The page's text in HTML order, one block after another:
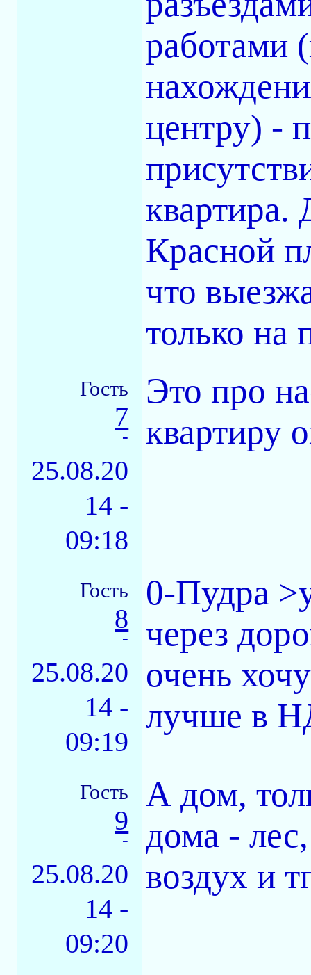
работами
центру) -
квартира.
Красной
что
только на
Гость
7
-
25.08.20
14 -
09:18
Это про
квартиру
Гость
8
-
25.08.20
14 -
09:19
0-Пудра
через
очень
лучше в
Гость
9
-
25.08.20
14 -
09:20
А дом,
дома -
воздух и